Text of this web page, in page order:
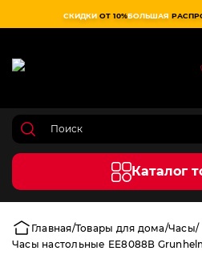
СКИДКИ ОТ 10%БОЛЬШАЯ
Каталог
Главная Товары для дома Часы
Часы настольные EE8088В